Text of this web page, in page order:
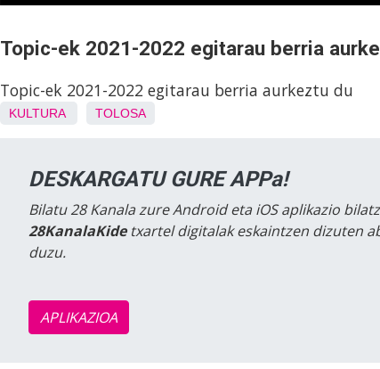
Topic-ek 2021-2022 egitarau berria
Topic-ek 2021-2022 egitarau berria aurkeztu du
KULTURA TOLOSA
DESKARGATU GURE APPa!
Bilatu 28 Kanala zure Android eta iOS aplikazio
28KanalaKidetxartel digitalak eskaintzen dizuten
duzu.
APLIKAZIOA